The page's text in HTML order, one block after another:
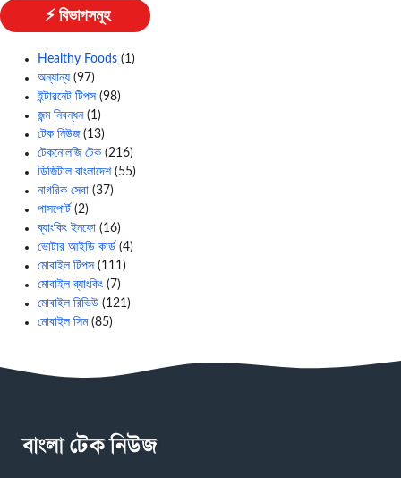
⚡ বিভাগসমূহ
Healthy Foods (1)
অন্যান্য (97)
ইন্টারনেট টিপস (98)
জন্ম নিবন্ধন(1)
টেক নিউজ(13)
টেকনোলজি টেক (216)
ডিজিটাল বাংলাদেশ(55)
নাগরিক সেবা (37)
পাসপোর্ট (2)
ব্যাংকিং ইনফো (16)
ভোটার আইডি কার্ড (4)
মোবাইল টিপস (111)
মোবাইল ব্যাংকিং (7)
মোবাইল রিভিউ (121)
মোবাইল সিম(85)